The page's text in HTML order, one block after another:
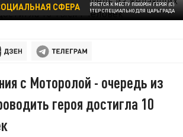
В ТЕАТРЕ ПРОЦЕССИЯ НАПРАВЛЯЕТСЯ К МЕСТУ ПОХОРОН ГЕРОЯ (С)
МАНУЭЛЬ ОХСЕНРАЙТЕР СПЕЦИАЛЬНО ДЛЯ ЦАРЬГРАДА
СФЕРА
с Моторолой - очередь из
героя достигла 10